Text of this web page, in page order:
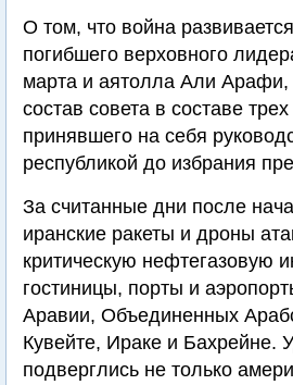
О том, что война
погибшего верховного
марта и аятолла Али
состав совета в составе
принявшего на себя
республикой до избрания
За считанные дни после
иранские ракеты и дроны
критическую нефтегазовую
гостиницы, порты и
Аравии, Объединенных
Кувейте, Ираке и Бахрейне.
подверглись не только